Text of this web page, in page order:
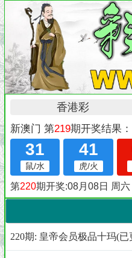
220期: 皇帝会员极品十玛(已